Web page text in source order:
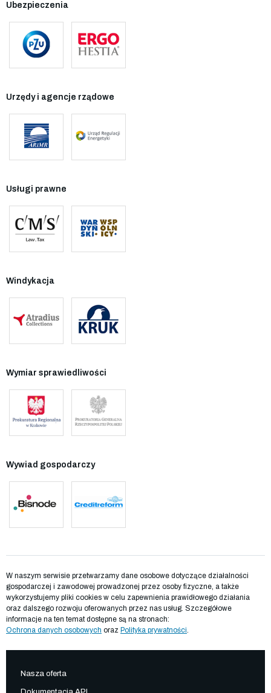
Ubezpieczenia
Urzędy i agencje rządowe
Usługi prawne
Windykacja
Wymiar sprawiedliwości
Wywiad gospodarczy
W naszym serwisie przetwarzamy dane osobowe dotyczące działalności
gospodarczej i zawodowej prowadzonej przez osoby fizyczne, a także
wykorzystujemy pliki cookies w celu zapewnienia prawidłowego działania
oraz dalszego rozwoju oferowanych przez nas usług. Szczegółowe
informacje na ten temat dostępne są na stronach:
Ochrona danych osobowych oraz Polityka prywatności.
Nasza oferta